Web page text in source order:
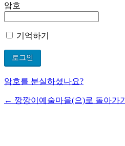
암호
기억하기
암호를 분실하셨나요?
← 깡깡이예술마을(으)로 돌아가기